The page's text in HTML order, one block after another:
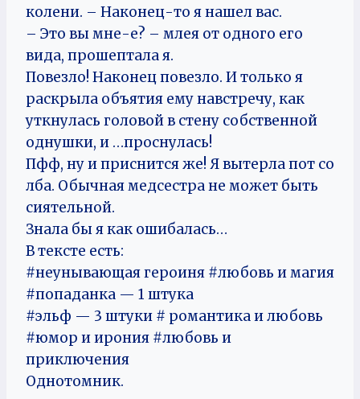
колени. – Наконец-то я нашел вас.
– Это вы мне-е? – млея от одного его
вида, прошептала я.
Повезло! Наконец повезло. И только я
раскрыла объятия ему навстречу, как
уткнулась головой в стену собственной
однушки, и …проснулась!
Пфф, ну и приснится же! Я вытерла пот со
лба. Обычная медсестра не может быть
сиятельной.
Знала бы я как ошибалась…
В тексте есть:
#неунывающая героиня #любовь и магия
#попаданка — 1 штука
#эльф — 3 штуки # романтика и любовь
#юмор и ирония #любовь и
приключения
Однотомник.